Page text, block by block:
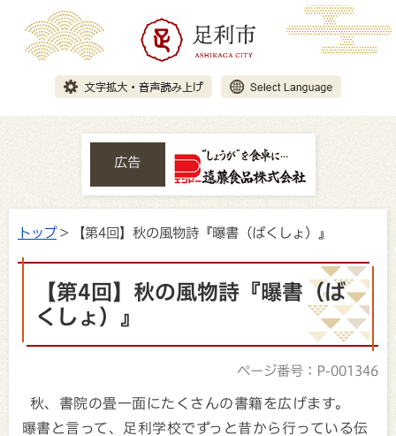
広告
トップ> 【第4回】秋の風物詩『曝書（ばくしょ）』
【第4回】秋の風物詩『曝書（ば
くしょ）』
ページ番号：P-001346
秋、書院の畳一面にたくさんの書籍を広げます。
曝書と言って、足利学校でずっと昔から行っている伝